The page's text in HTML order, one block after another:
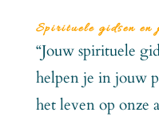
Spirituele gidsen en
“Jouw spirituele
helpen je in jouw
het leven op onze